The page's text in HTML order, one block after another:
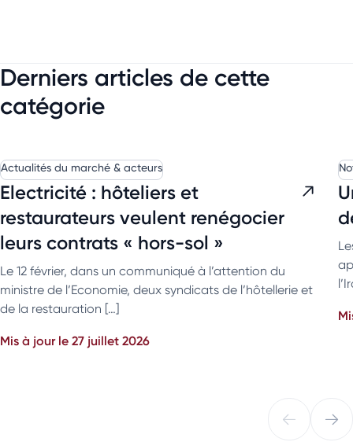
Derniers articles de cette
catégorie
Actualités du marché & acteurs
Electricité : hôteliers et
restaurateurs veulent renégocier
leurs contrats « hors-sol »
Le 12 février, dans un communiqué à l’attention du
ministre de l’Economie, deux syndicats de l’hôtellerie et
de la restauration […]
Mis à jour le 27 juillet 2026